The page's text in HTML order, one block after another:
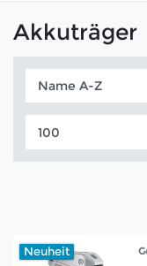
Akkuträger
Neuheit